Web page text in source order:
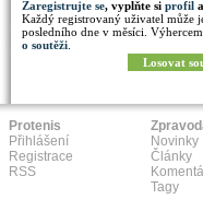
Zaregistrujte se, vyplňte si profil
Každý registrovaný uživatel může
posledního dne v měsíci.
o soutěži
Losovat
Protenis
Přihlášení
Registrace
RSS
Novinky
Články
Tagy